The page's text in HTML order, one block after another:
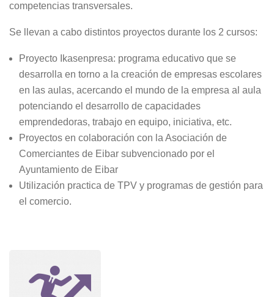
competencias transversales.
Se llevan a cabo distintos proyectos durante los 2 cursos:
Proyecto Ikasenpresa: programa educativo que se
desarrolla en torno a la creación de empresas escolares
en las aulas, acercando el mundo de la empresa al aula
potenciando el desarrollo de capacidades
emprendedoras, trabajo en equipo, iniciativa, etc.
Proyectos en colaboración con la Asociación de
Comerciantes de Eibar subvencionado por el
Ayuntamiento de Eibar
Utilización practica de TPV y programas de gestión para
el comercio.